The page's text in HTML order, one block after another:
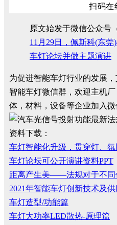
扫码在
原文始发于微信公众号
11月29日，佩斯科(东
车灯论坛并做主题演讲
为促进智能车灯行业的发展
智能车灯微信群，欢迎主机
体，材料，设备等企业加入微
资料下载：
车灯智能化升级，贯穿灯、
车灯论坛可公开演讲资料PPT
距离产生美——法规对于不同
2021年智能车灯创新技术及
车灯造型/功能篇
车灯大功率LED散热-原理篇